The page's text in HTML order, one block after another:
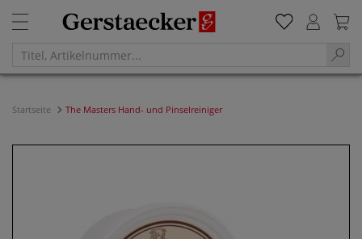
Startseite The Masters Hand- und Pinselreiniger